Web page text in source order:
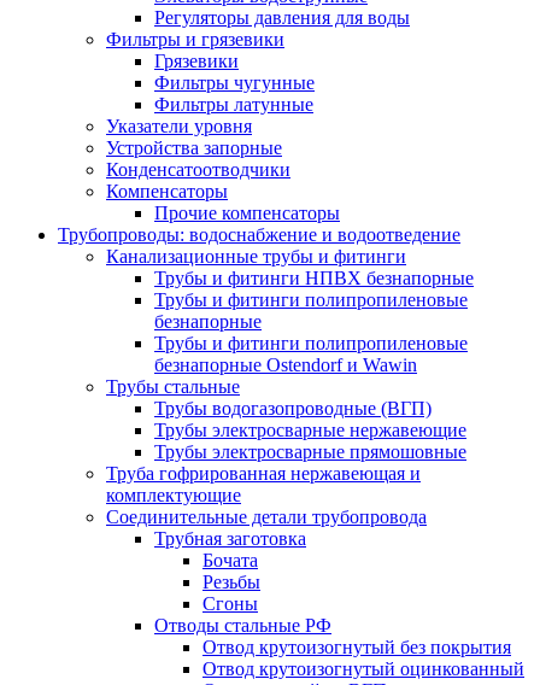
Регуляторы давления для воды
Фильтры и грязевики
Грязевики
Фильтры чугунные
Фильтры латунные
Указатели уровня
Устройства запорные
Конденсатоотводчики
Компенсаторы
Прочие компенсаторы
Трубопроводы: водоснабжение и водоотведение
Канализационные трубы и фитинги
Трубы и фитинги НПВХ безнапорные
Трубы и фитинги полипропиленовые
безнапорные
Трубы и фитинги полипропиленовые
безнапорные Ostendorf и Wawin
Трубы стальные
Трубы водогазопроводные (ВГП)
Трубы электросварные нержавеющие
Трубы электросварные прямошовные
Труба гофрированная нержавеющая и
комплектующие
Соединительные детали трубопровода
Трубная заготовка
Бочата
Резьбы
Сгоны
Отводы стальные РФ
Отвод крутоизогнутый без покрытия
Отвод крутоизогнутый оцинкованный